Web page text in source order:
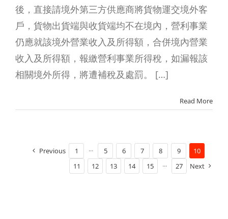
後，直接請境外第三方供應商將貨物運交境外客
戶，貨物出貨端與收貨端均不在境內，營利事業
仍應就該境外營業收入及所得額，合併境內營業
收入及所得額，報繳營利事業所得稅，如漏報該
相關境外所得，將遭補稅及處罰。 […]
Read More
Previous 1 ··· 5 6 7 8 9
10
11
12 13 14 15 ··· 27 Next